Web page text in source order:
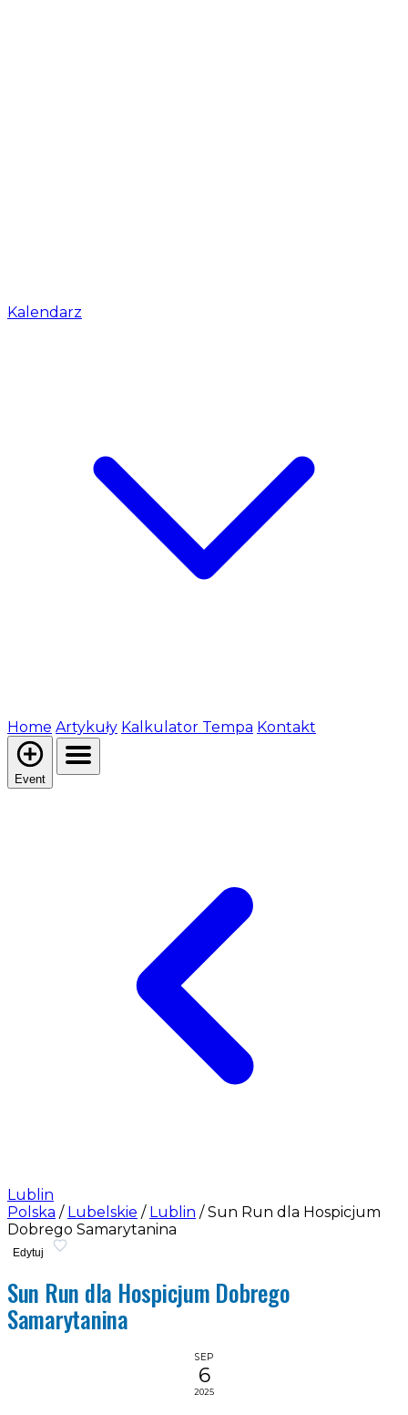
Kalendarz
Home Artykuły Kalkulator Tempa Kontakt
Event
Lublin
Polska / Lubelskie / Lublin / Sun Run dla Hospicjum
Dobrego Samarytanina
Edytuj
Sun Run dla Hospicjum Dobrego
Samarytanina
SEP
6
2025